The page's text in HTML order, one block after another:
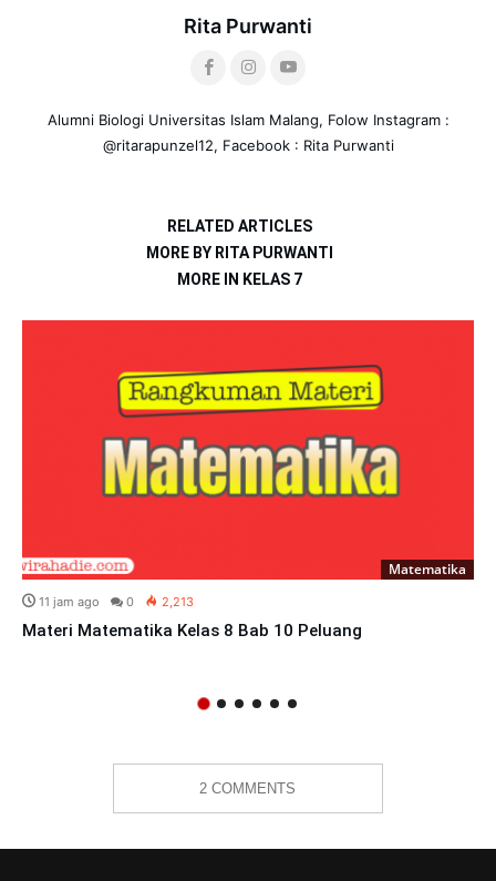
Rita Purwanti
Alumni Biologi Universitas Islam Malang, Folow Instagram :
@ritarapunzel12, Facebook : Rita Purwanti
RELATED ARTICLES
MORE BY RITA PURWANTI
MORE IN KELAS 7
Matematika
11 jam ago 0 2,213
Materi Matematika Kelas 8 Bab 10 Peluang
2 COMMENTS